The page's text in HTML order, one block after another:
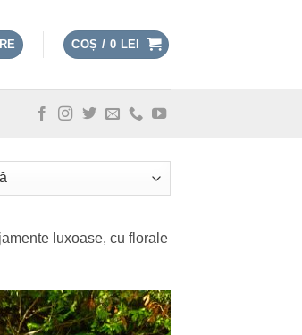
COȘ / 0 LEI
luxoase, cu florale